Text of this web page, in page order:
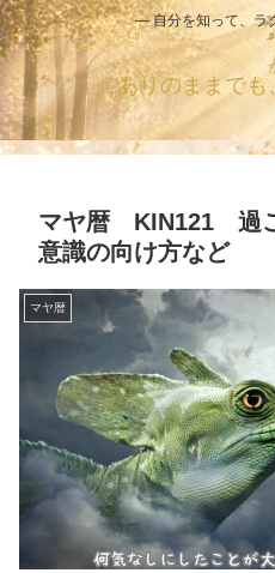
― 自分を知って、ラ
ありのままでも
マヤ暦 KIN121 過ご
意識の向け方など
マヤ暦